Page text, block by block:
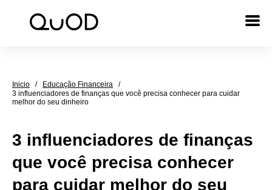
Inicio / Educação Financeira
/
3 influenciadores de finanças que você precisa conhecer para cuidar
melhor do seu dinheiro
3 influenciadores de finanças
que você precisa conhecer
para cuidar melhor do seu